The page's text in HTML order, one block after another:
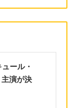
ール・
演が決